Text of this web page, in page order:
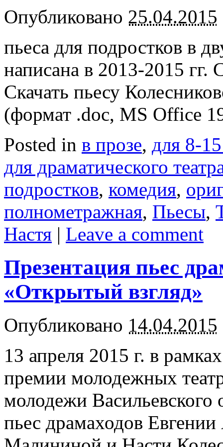
Опубликовано 25.04.2015
пьеса для подростков в
написана в 2013-2015 гг.
Скачать пьесу
(формат .doc, MS Office
Posted in в прозе, для 8-
для драматического
подростков, комедия,
полнометражная, Пьесы,
Настя | Leave a comment
Презентация пьес
«Открытый взгляд»
Опубликовано 14.04.2015
13 апреля 2015 г. в
премии молодежных
молодежи Васильевского
пьес драмаходов